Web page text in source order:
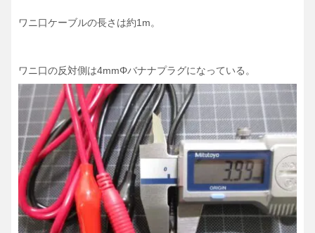
ワニ口ケーブルの長さは約1m。
ワニ口の反対側は4mmΦバナナプラグになっている。